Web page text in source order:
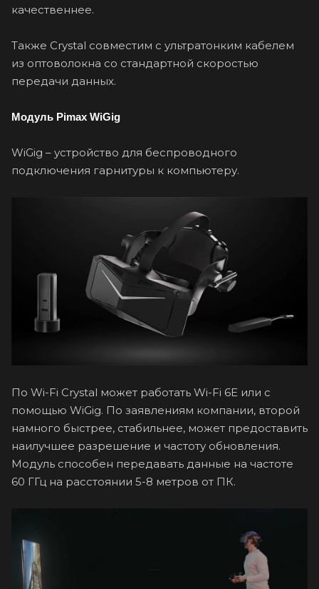
качественнее.
Также Crystal совместим с ультратонким кабелем
из оптоволокна со стандартной скоростью
передачи данных.
Модуль Pimax WiGig
WiGig – устройство для беспроводного
подключения гарнитуры к компьютеру.
По Wi-Fi Crystal может работать Wi-Fi 6E или с
помощью WiGig. По заявлениям компании, второй
намного быстрее, стабильнее, может предоставить
наилучшее разрешение и частоту обновления.
Модуль способен передавать данные на частоте
60 ГГц на расстоянии 5-8 метров от ПК.